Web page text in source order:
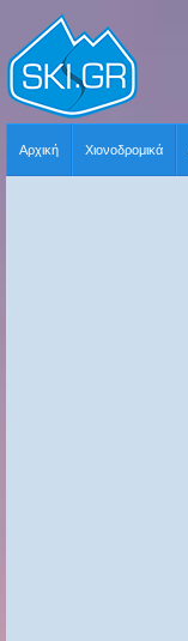
Αρχική Χιονοδρομικά